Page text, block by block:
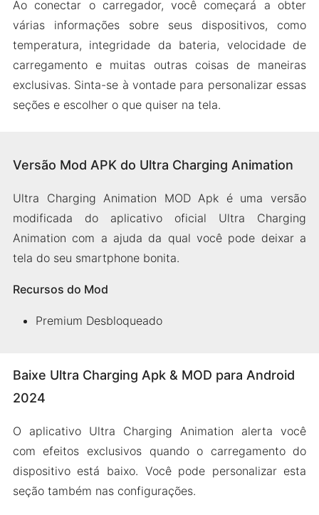
Ao conectar o carregador, você começará a obter
várias informações sobre seus dispositivos, como
temperatura, integridade da bateria, velocidade de
carregamento e muitas outras coisas de maneiras
exclusivas. Sinta-se à vontade para personalizar essas
seções e escolher o que quiser na tela.
Versão Mod APK do Ultra Charging Animation
Ultra Charging Animation MOD Apk é uma versão
modificada do aplicativo oficial Ultra Charging
Animation com a ajuda da qual você pode deixar a
tela do seu smartphone bonita.
Recursos do Mod
Premium Desbloqueado
Baixe Ultra Charging Apk & MOD para Android
2024
O aplicativo Ultra Charging Animation alerta você
com efeitos exclusivos quando o carregamento do
dispositivo está baixo. Você pode personalizar esta
seção também nas configurações.